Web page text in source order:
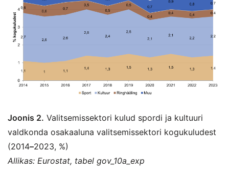
Joonis 2. Valitsemissektori kulud spordi ja kultuuri
valdkonda osakaaluna valitsemissektori kogukuludest
(2014–2023, %)
Allikas: Eurostat, tabel gov_10a_exp